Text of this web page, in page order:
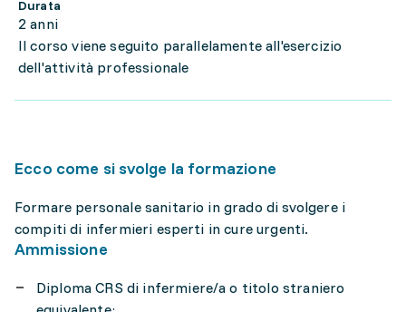
Durata
2 anni
Il corso viene seguito parallelamente all'esercizio
dell'attività professionale
Ecco come si svolge la formazione
Formare personale sanitario in grado di svolgere i
compiti di infermieri esperti in cure urgenti.
Ammissione
Diploma CRS di infermiere/a o titolo straniero